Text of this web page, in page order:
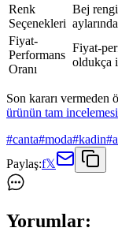
Renk
Seçenekleri
Bej
Fiyat-
Performans
Oranı
Fiyat-
oldukça
Son kararı vermeden
ürünün tam
#canta#moda#kadin#
Paylaş:f𝕏
Yorumlar: